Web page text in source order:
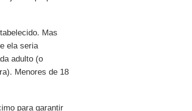
Mas
ela seria
adulto (o
Menores de 18
para garantir